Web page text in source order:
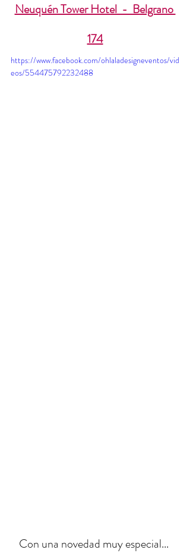
Neuquén Tower Hotel  -  Belgrano
174
https://www.facebook.com/ohlaladesigneventos/vid
eos/554475792232488
Con una novedad muy especial...